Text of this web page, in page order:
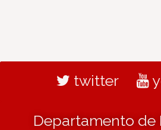
twitter
Departamento de